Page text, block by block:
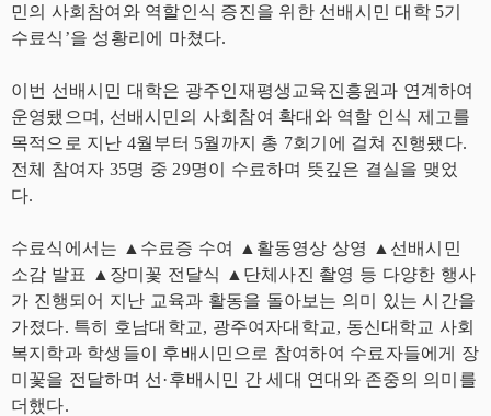
민의 사회참여와 역할인식 증진을 위한 선배시민 대학 5기
수료식’을 성황리에 마쳤다.
이번 선배시민 대학은 광주인재평생교육진흥원과 연계하여
운영됐으며, 선배시민의 사회참여 확대와 역할 인식 제고를
목적으로 지난 4월부터 5월까지 총 7회기에 걸쳐 진행됐다.
전체 참여자 35명 중 29명이 수료하며 뜻깊은 결실을 맺었
다.
수료식에서는 ▲수료증 수여 ▲활동영상 상영 ▲선배시민
소감 발표 ▲장미꽃 전달식 ▲단체사진 촬영 등 다양한 행사
가 진행되어 지난 교육과 활동을 돌아보는 의미 있는 시간을
가졌다. 특히 호남대학교, 광주여자대학교, 동신대학교 사회
복지학과 학생들이 후배시민으로 참여하여 수료자들에게 장
미꽃을 전달하며 선·후배시민 간 세대 연대와 존중의 의미를
더했다.